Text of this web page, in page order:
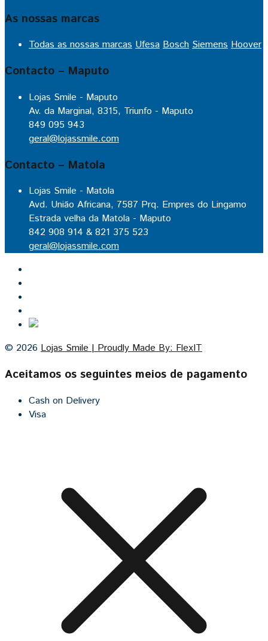
As nossas marcas
Todas as nossas marcas Ufesa Bosch Siemens Hoover
Contacto – Maputo
Lojas Smile - Maputo
Av. da Marginal, 8315, Triunfo - Maputo
849 095 943
geral@lojassmile.com
Contacto – Matola
Lojas Smile - Matola
Avd. União Africana, 7587 Prq. Empres do Lingamo
Estrada velha da Matola - Maputo
842 908 914 & 821 375 523
geral@lojassmile.com
© 2026 Lojas Smile | Proudly Made By: FlexIT
Aceitamos os seguintes meios de pagamento
Cash on Delivery
Visa